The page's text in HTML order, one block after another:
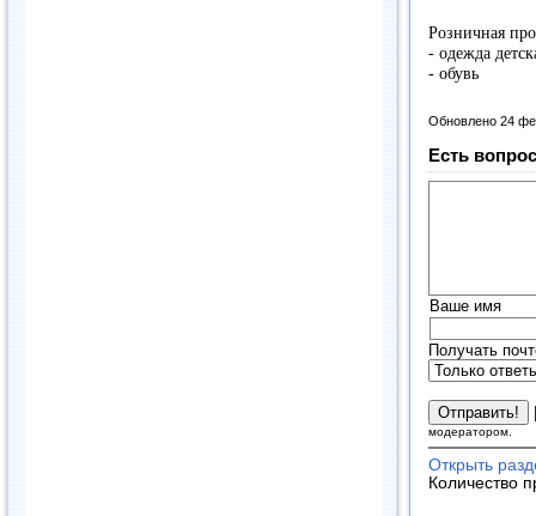
Розничная
- одежда
- обувь
Обновлено 24
Есть
Ваше имя
Получать
модератором.
Открыть
Количество